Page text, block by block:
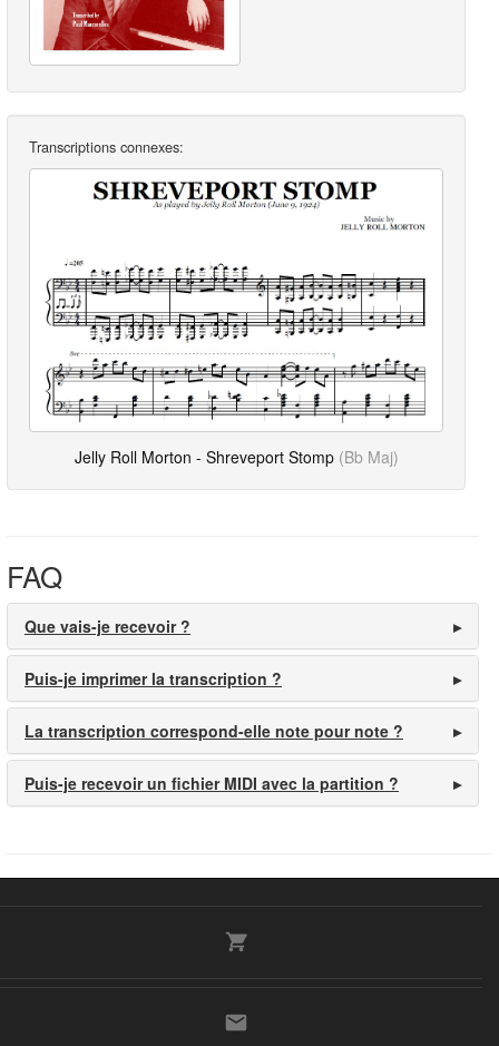
Transcriptions connexes:
Jelly Roll Morton - Shreveport Stomp (Bb Maj)
FAQ
Que vais-je recevoir ?
Puis-je imprimer la transcription ?
La transcription correspond-elle note pour note ?
Puis-je recevoir un fichier MIDI avec la partition ?